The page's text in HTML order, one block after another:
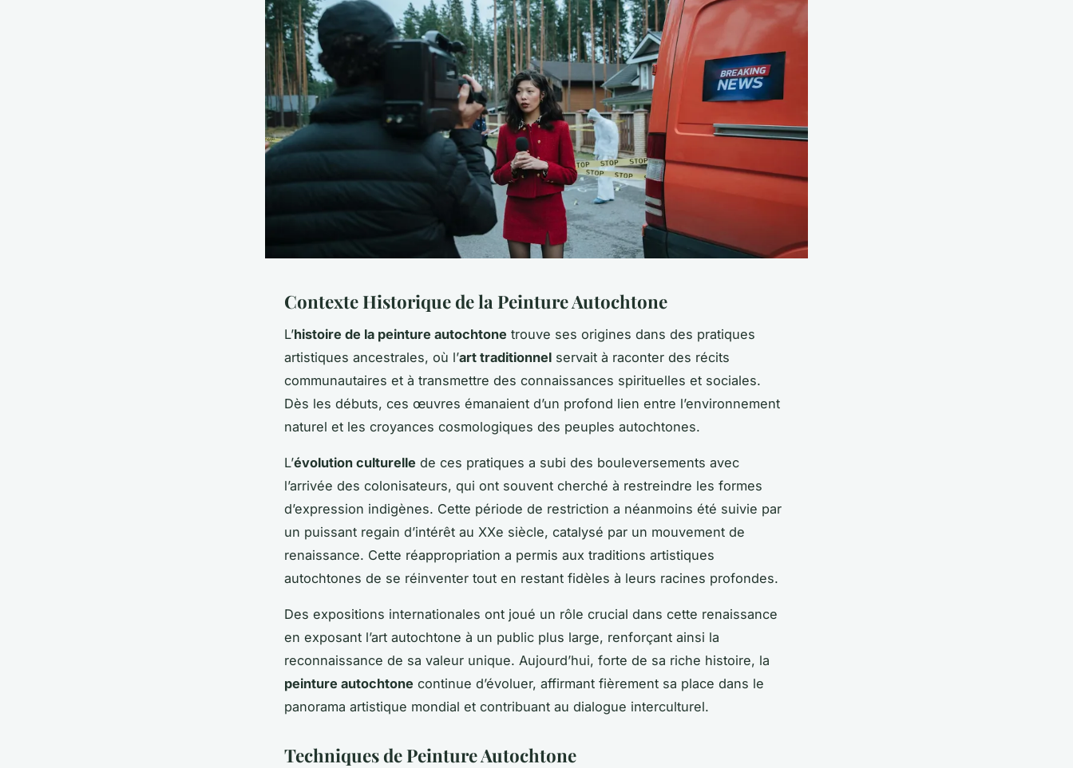
Contexte Historique de la Peinture Autochtone
L’histoire de la peinture autochtone trouve ses origines dans des pratiques
artistiques ancestrales, où l’art traditionnel servait à raconter des récits
communautaires et à transmettre des connaissances spirituelles et sociales.
Dès les débuts, ces œuvres émanaient d’un profond lien entre l’environnement
naturel et les croyances cosmologiques des peuples autochtones.
L’évolution culturelle de ces pratiques a subi des bouleversements avec
l’arrivée des colonisateurs, qui ont souvent cherché à restreindre les formes
d’expression indigènes. Cette période de restriction a néanmoins été suivie par
un puissant regain d’intérêt au XXe siècle, catalysé par un mouvement de
renaissance. Cette réappropriation a permis aux traditions artistiques
autochtones de se réinventer tout en restant fidèles à leurs racines profondes.
Des expositions internationales ont joué un rôle crucial dans cette renaissance
en exposant l’art autochtone à un public plus large, renforçant ainsi la
reconnaissance de sa valeur unique. Aujourd’hui, forte de sa riche histoire, la
peinture autochtone continue d’évoluer, affirmant fièrement sa place dans le
panorama artistique mondial et contribuant au dialogue interculturel.
Techniques de Peinture Autochtone